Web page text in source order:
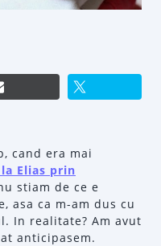
cand era mai
Elias prin
stiam de ce e
asa ca m-am dus cu
In realitate? Am avut
anticipasem.